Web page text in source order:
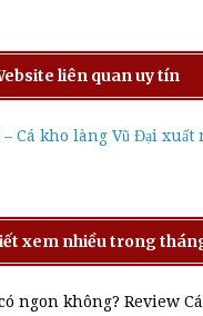
liên quan uy tín
Cá kho làng Vũ Đại xuất
xem nhiều trong
ngon không? Review